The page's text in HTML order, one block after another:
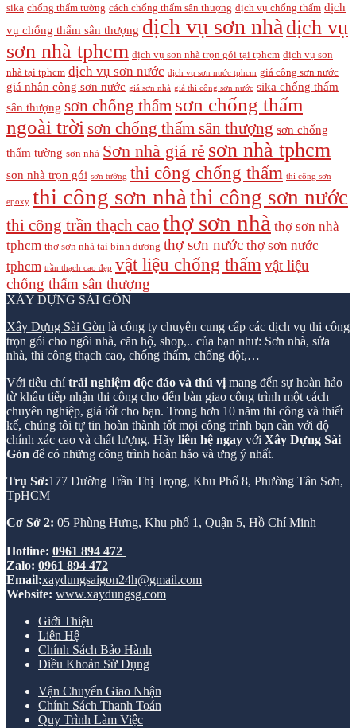
sika chống thấm tường cách chống thấm sân thượng dịch vụ chống thấm dịch
vụ chống thấm sân thượng dịch vụ sơn nhà dịch vụ
sơn nhà tphcm dịch vụ sơn nhà trọn gói tại tphcm dịch vụ sơn
nhà tại tphcm dịch vụ sơn nước dịch vụ sơn nước tphcm giá công sơn nước
giá nhân công sơn nước giá sơn nhà giá thi công sơn nước sika chống thấm
sân thượng sơn chống thấm sơn chống thấm
ngoài trời sơn chống thấm sân thượng sơn chống
thấm tường sơn nhà Sơn nhà giá rẻ sơn nhà tphcm
sơn nhà trọn gói sơn tường thi công chống thấm thi công sơn
epoxy thi công sơn nhà thi công sơn nước
thi công trần thạch cao thợ sơn nhà thợ sơn nhà
tphcm thợ sơn nhà tại bình dương thợ sơn nước thợ sơn nước
tphcm trần thạch cao đẹp vật liệu chống thấm vật liệu
chống thấm sân thượng
XÂY DỰNG SÀI GÒN
Xây Dựng Sài Gòn là công ty chuyên cung cấp các dịch vụ thi công
trọn gói cho ngôi nhà, căn hộ, shop,.. của bạn như: Sơn nhà, sửa
nhà, thi công thạch cao, chống thấm, chống dột,…
Với tiêu chítrải nghiệm độc đáo và thú vị mang đến sự hoàn hảo
từ khâu tiếp nhận thi công cho đến bàn giao công trình một cách
chuyên nghiệp, giá tốt cho bạn. Trong hơn 10 năm thi công và thiết
kế, chúng tôi tự tin hoàn thành tốt mọi công trình bạn cần với độ
chính xác cao và chất lượng. Hãy liên hệ ngay với Xây Dựng Sài
Gòn để có những công trình hoàn hảo và ưng ý nhất.
Trụ Sở:177 Đường Trần Thị Trọng, Khu Phố 8, Phường Tân Sơn,
TpHCM
Cơ Sở 2: 05 Phùng Hưng, Khu phố 1, Quận 5, Hồ Chí Minh
Hotline: 0961 894 472
Zalo: 0961 894 472
Email:xaydungsaigon24h@gmail.com
Website: www.xaydungsg.com
Giới Thiệu
Liên Hệ
Chính Sách Bảo Hành
Điều Khoản Sử Dụng
Vận Chuyển Giao Nhận
Chính Sách Thanh Toán
Quy Trình Làm Việc